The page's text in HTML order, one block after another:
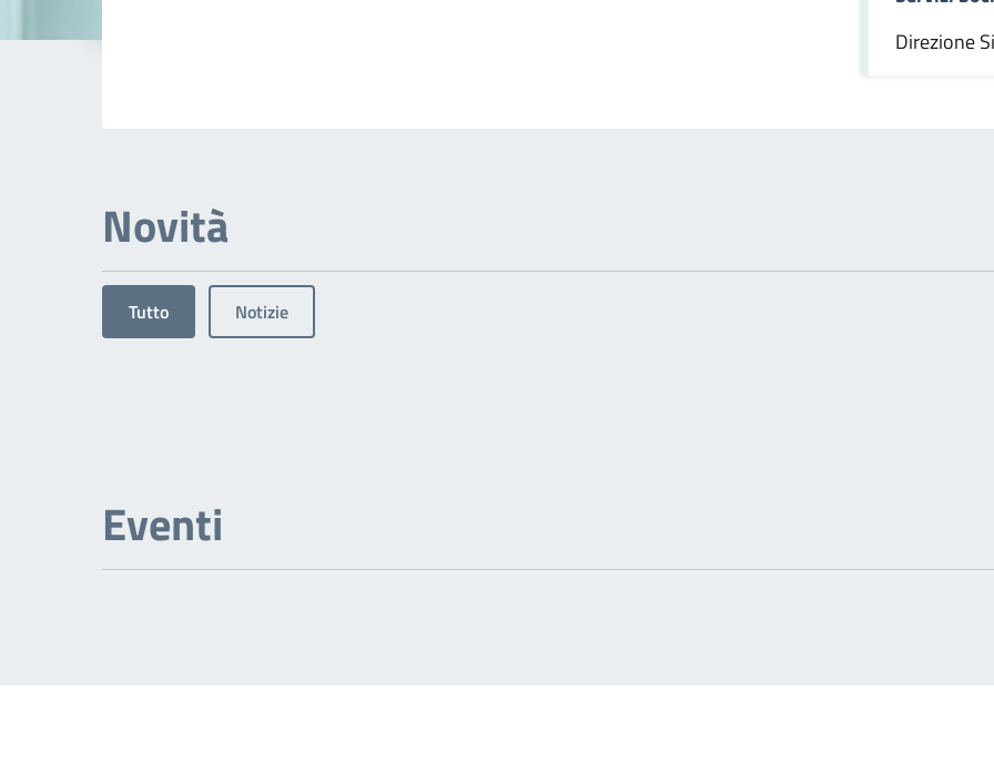
Direzione
Novità
Tutto Notizie
Eventi